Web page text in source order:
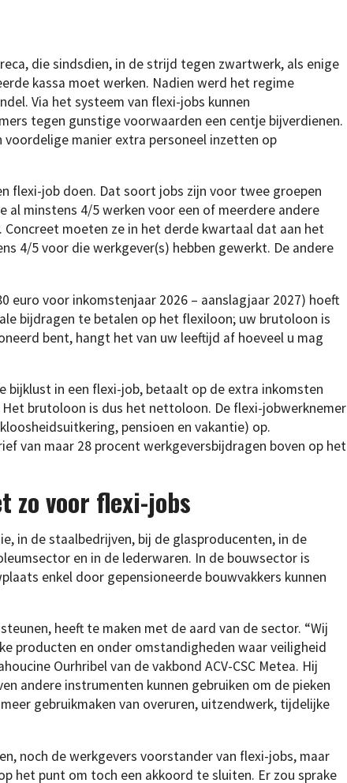
die sindsdien, in de strijd tegen zwartwerk, als enige
kassa moet werken. Nadien werd het regime
Via het systeem van flexi-jobs kunnen
tegen gunstige voorwaarden een centje bijverdienen.
voordelige manier extra personeel inzetten op
flexi-job doen. Dat soort jobs zijn voor twee groepen
al minstens 4/5 werken voor een of meerdere andere
moeten ze in het derde kwartaal dat aan het
4/5 voor die werkgever(s) hebben gewerkt. De andere
euro voor inkomstenjaar 2026 – aanslagjaar 2027) hoeft
bijdragen te betalen op het flexiloon; uw brutoloon is
bent, hangt het van uw leeftijd af hoeveel u mag
bijklust in een flexi-job, betaalt op de extra inkomsten
brutoloon is dus het nettoloon. De flexi-jobwerknemer
pensioen en vakantie) op.
van maar 28 procent werkgeversbijdragen boven op het
zo voor flexi-jobs
in de staalbedrijven, bij de glasproducenten, in de
en in de lederwaren. In de bouwsector is
enkel door gepensioneerde bouwvakkers kunnen
heeft te maken met de aard van de sector. “Wij
producten en onder omstandigheden waar veiligheid
Ourhribel van de vakbond ACV-CSC Metea. Hij
andere instrumenten kunnen gebruiken om de pieken
gebruikmaken van overuren, uitzendwerk, tijdelijke
noch de werkgevers voorstander van flexi-jobs, maar
het punt om toch een akkoord te sluiten. Er zou sprake